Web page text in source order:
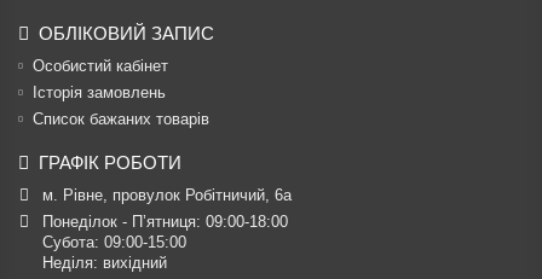
ОБЛІКОВИЙ ЗАПИС
Особистий кабінет
Історія замовлень
Список бажаних товарів
ГРАФІК РОБОТИ
м. Рівне, провулок Робітничий, 6а
Понеділок - П’ятниця: 09:00-18:00
Субота: 09:00-15:00
Неділя: вихідний